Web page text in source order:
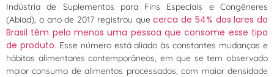
Indústria de Suplementos para Fins Especiais e Congêneres
(Abiad), o ano de 2017 registrou quecerca de 54% dos lares do
Brasil têm pelo menos uma pessoa que consome esse tipo
de produto. Esse número está aliado às constantes mudanças e
hábitos alimentares contemporâneos, em que se tem observado
maior consumo de alimentos processados, com maior densidade